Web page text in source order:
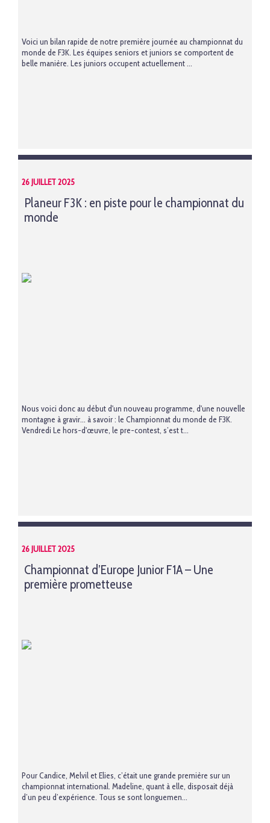
Voici un bilan rapide de notre première journée au championnat du
monde de F3K. Les équipes seniors et juniors se comportent de
belle manière. Les juniors occupent actuellement ...
26 JUILLET 2025
Planeur F3K : en piste pour le championnat du
monde
Nous voici donc au début d'un nouveau programme, d'une nouvelle
montagne à gravir... à savoir : le Championnat du monde de F3K.
Vendredi Le hors-d'œuvre, le pre-contest, s’est t...
26 JUILLET 2025
Championnat d’Europe Junior F1A – Une
première prometteuse
Pour Candice, Melvil et Elies, c’était une grande première sur un
championnat international. Madeline, quant à elle, disposait déjà
d’un peu d’expérience. Tous se sont longuemen...